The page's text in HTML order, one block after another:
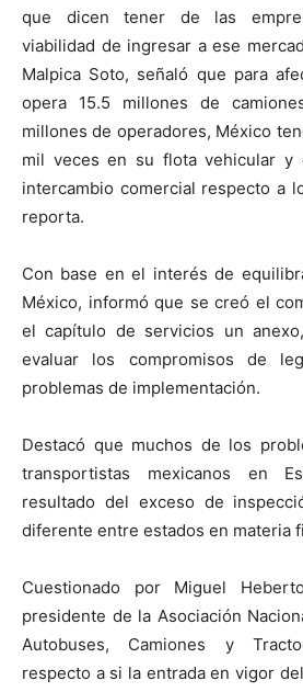
que dicen tener de las
viabilidad de ingresar a ese
Malpica Soto, señaló que para
opera 15.5 millones de
millones de operadores, México
mil veces en su flota vehicular y
intercambio comercial respecto a
reporta.
Con base en el interés de
México, informó que se creó el
el capítulo de servicios un
evaluar los compromisos de
problemas de implementación.
Destacó que muchos de los
transportistas mexicanos en
resultado del exceso de
diferente entre estados en materia
Cuestionado por Miguel
presidente de la Asociación
Autobuses, Camiones y
respecto a si la entrada en vigor